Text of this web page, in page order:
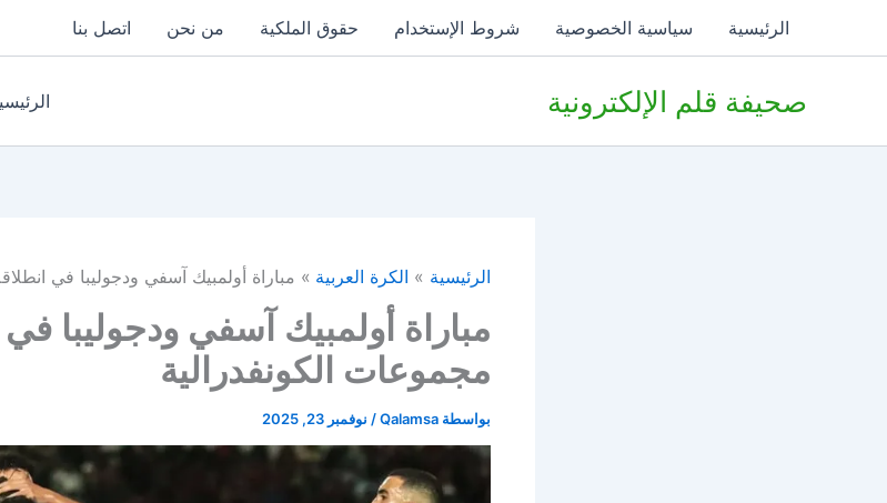
الرئيسية سياسية الخصوصية شروط الإستخدام حقوق الملكية من نحن اتصل بنا
صحيفة قلم الإلكترونية
الرئيسية الكرة العربية مباراة أولمبيك آسفي ودجوليبا في
مباراة أولمبيك آسفي ودجوليبا في
مجموعات الكونفدرالية
بواسطة Qalamsa
/ نوفمبر 23, 2025